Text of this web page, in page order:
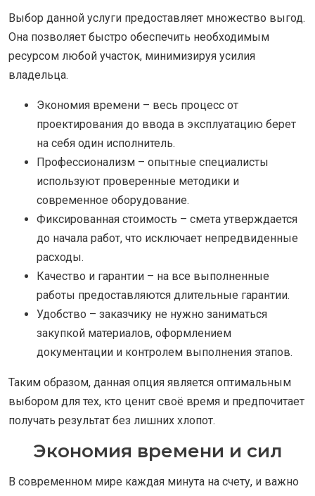
Выбор данной услуги предоставляет множество выгод.
Она позволяет быстро обеспечить необходимым
ресурсом любой участок, минимизируя усилия
владельца.
Экономия времени – весь процесс от
проектирования до ввода в эксплуатацию берет
на себя один исполнитель.
Профессионализм – опытные специалисты
используют проверенные методики и
современное оборудование.
Фиксированная стоимость – смета утверждается
до начала работ, что исключает непредвиденные
расходы.
Качество и гарантии – на все выполненные
работы предоставляются длительные гарантии.
Удобство – заказчику не нужно заниматься
закупкой материалов, оформлением
документации и контролем выполнения этапов.
Таким образом, данная опция является оптимальным
выбором для тех, кто ценит своё время и предпочитает
получать результат без лишних хлопот.
Экономия времени и сил
В современном мире каждая минута на счету, и важно